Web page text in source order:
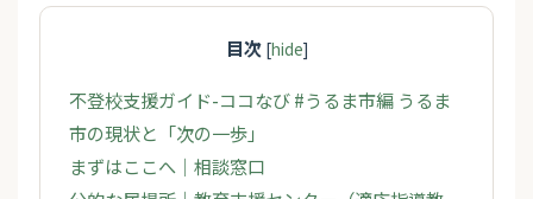
目次 [hide]
不登校支援ガイド-ココなび #うるま市編 うるま
市の現状と「次の一歩」
まずはここへ｜相談窓口